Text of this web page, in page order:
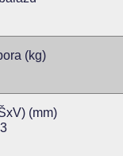
(kg)
(mm)